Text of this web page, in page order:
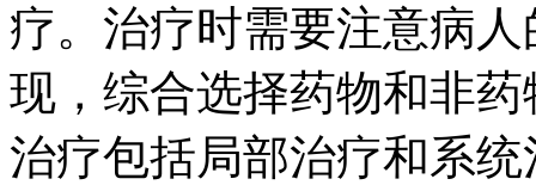
疗。治疗时需要注意病
现，综合选择药物和非
治疗包括局部治疗和系